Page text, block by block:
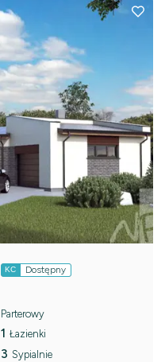
KC Dostępny
Parterowy
1 Łazienki
3 Sypialnie